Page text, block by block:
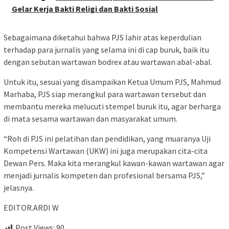
Gelar Kerja Bakti Religi dan Bakti Sosial
Sebagaimana diketahui bahwa PJS lahir atas keperdulian
terhadap para jurnalis yang selama ini di cap buruk, baik itu
dengan sebutan wartawan bodrex atau wartawan abal-abal.
Untuk itu, sesuai yang disampaikan Ketua Umum PJS, Mahmud
Marhaba, PJS siap merangkul para wartawan tersebut dan
membantu mereka melucuti stempel buruk itu, agar berharga
di mata sesama wartawan dan masyarakat umum.
“Roh di PJS ini pelatihan dan pendidikan, yang muaranya Uji
Kompetensi Wartawan (UKW) ini juga merupakan cita-cita
Dewan Pers. Maka kita merangkul kawan-kawan wartawan agar
menjadi jurnalis kompeten dan profesional bersama PJS,”
jelasnya.
EDITOR.ARDI W